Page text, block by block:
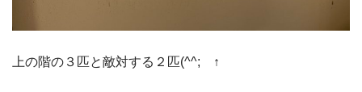
上の階の３匹と敵対する２匹(^^; ↑